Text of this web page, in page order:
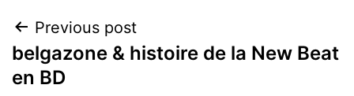
Post
navigation
Previous post
belgazone & histoire de la New Beat
en BD